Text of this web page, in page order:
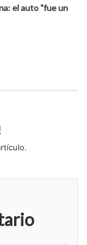
el auto "fue un